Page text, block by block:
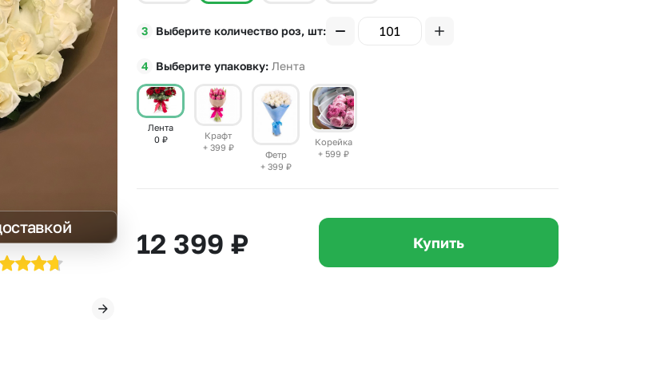
Хиты продаж
Новинки
Черная пятница
Выбор покупателей
Все категории
Выберите количество роз, шт
Выберите упаковку Лента
Лента
0 ₽
Крафт
+ 399 ₽
Фетр
+ 399 ₽
Корейка
+ 599 ₽
12 399 ₽ Купить